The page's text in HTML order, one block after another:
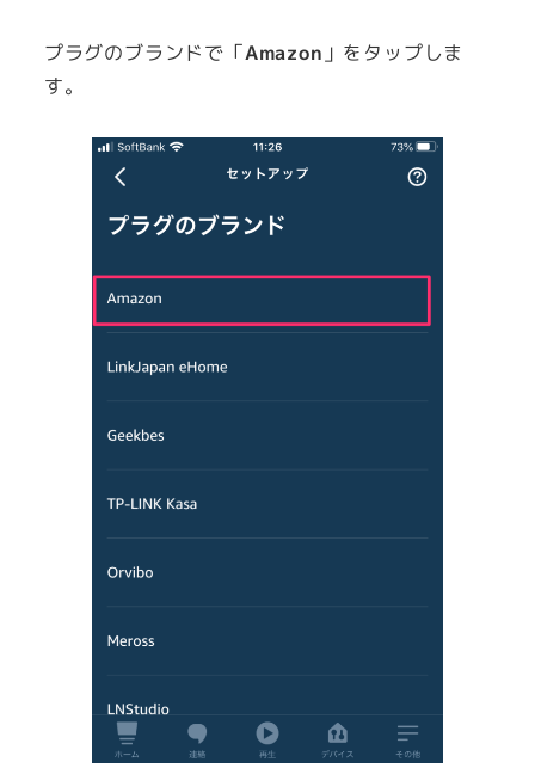
プラグのブランドで「Amazon」をタップしま
す。